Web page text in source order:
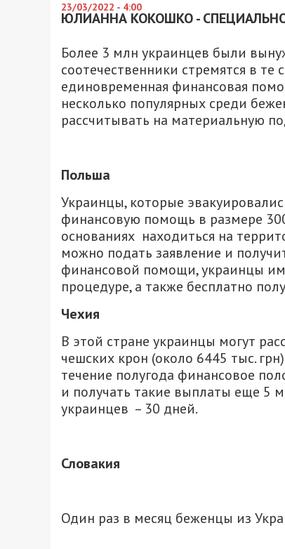
23/03/2022 - 4:00
ЮЛИАННА КОКОШКО - СПЕЦИАЛЬНО
Более 3 млн украинцев были
соотечественники стремятся в
единовременная финансовая
несколько популярных среди
рассчитывать на материальную
Польша
Украинцы, которые
финансовую помощь в размере
основаниях находиться на
можно подать заявление и
финансовой помощи, украинцы
процедуре, а также бесплатно
Чехия
В этой стране украинцы могут
чешских крон (около 6445 тыс.
течение полугода финансовое
и получать такие выплаты еще 5
украинцев – 30 дней.
Словакия
Один раз в месяц беженцы из